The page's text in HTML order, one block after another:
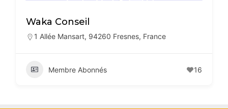
Waka Conseil
1 Allée Mansart, 94260 Fresnes, France
Membre Abonnés 16